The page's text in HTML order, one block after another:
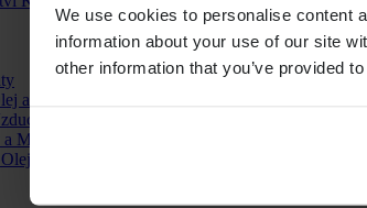
We use cookies to personalise content
information about your use of our site
other information that you’ve provided
a Filtr)
Filtrů
Maziva
Kapaliny a Maziva